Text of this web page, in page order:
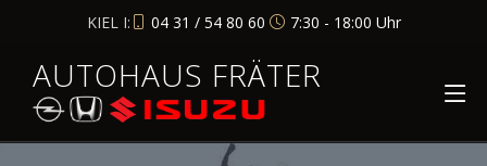
KIEL I: 04 31 / 54 80 60 7:30 - 18:00 Uhr
AUTOHAUS FRÄTER